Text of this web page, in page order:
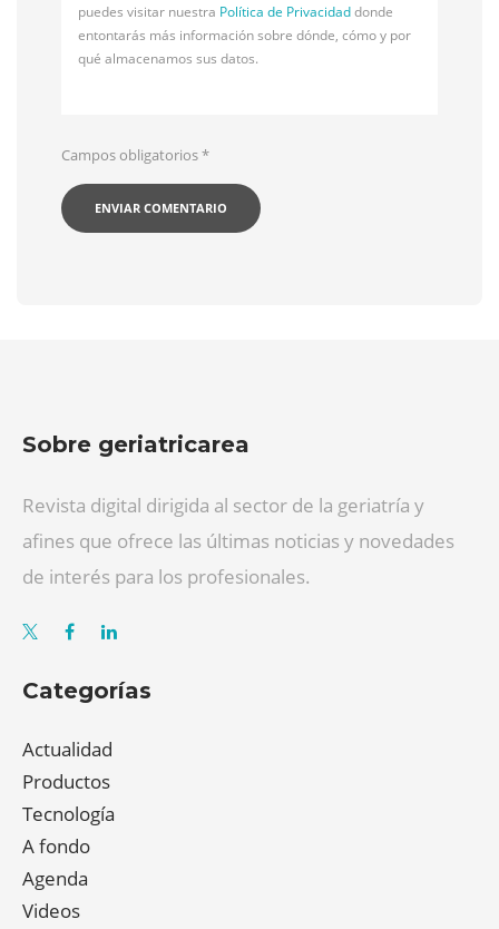
puedes visitar nuestra Política de Privacidaddonde
entontarás más información sobre dónde, cómo y por
qué almacenamos sus datos.
Campos obligatorios*
Sobre geriatricarea
Revista digital dirigida al sector de la geriatría y
afines que ofrece las últimas noticias y novedades
de interés para los profesionales.
Categorías
Actualidad
Productos
Tecnología
A fondo
Agenda
Videos